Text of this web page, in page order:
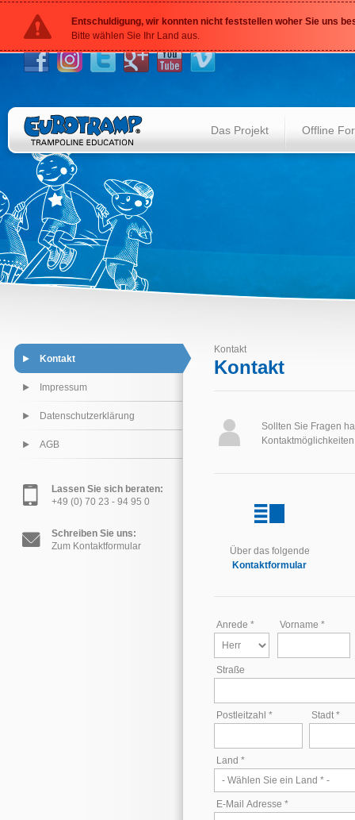
Entschuldigung, wir konnten nicht feststellen woher Sie uns
Bitte wählen Sie Ihr Land aus.
Das Projekt Offline
Kontakt
Impressum
Datenschutzerklärung
AGB
Lassen Sie sich beraten:
+49 (0) 70 23 - 94 95 0
Schreiben Sie uns:
Zum Kontaktformular
Kontakt
Kontakt
Sollten Sie Fragen
Über das folgende
Kontaktformular
Anrede * Vorname *
Straße
Postleitzahl * Stadt *
Land *
E-Mail Adresse *